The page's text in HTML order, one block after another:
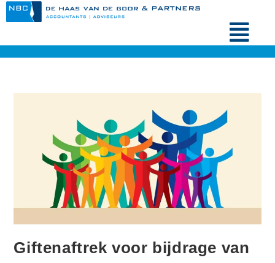
Giftenaftrek voor bijdrage van